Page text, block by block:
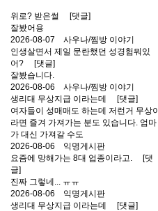
위로? 받은썰
[댓글]
잘봤어용
2026-08-07 사우나/찜방 이야기
인생살면서 제일 문란했던 성경험뭐있
어?
[댓글]
잘봤습니다.
2026-08-06 사우나/찜방 이야기
생리대 무상지급 이라는데
[댓글]
여자들이 성매매도 하는데 저런거 무상이
라면 즐겨 가져가는 분도 있습니다. 엄마
가 대신 가져갈 수도
2026-08-06 익명게시판
요즘에 망해가는 8대 업종이라고.
[댓
글]
진짜 그렇네... ㅠㅠ
2026-08-06 익명게시판
생리대 무상지급 이라는데
[댓글]